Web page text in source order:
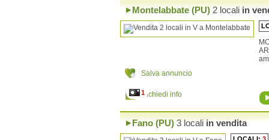
Montelabbate (PU) 2 locali in
1
Salva annuncio
Richiedi info
Fano (PU) 3 locali in vendita